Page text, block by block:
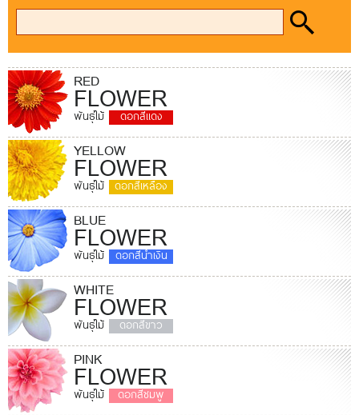
RED
FLOWER
พันธุ์ไม้ ดอกสีแดง
YELLOW
FLOWER
พันธุ์ไม้ ดอกสีเหลือง
BLUE
FLOWER
พันธุ์ไม้ ดอกสีน้ำเงิน
WHITE
FLOWER
พันธุ์ไม้ ดอกสีขาว
PINK
FLOWER
พันธุ์ไม้ ดอกสีชมพู